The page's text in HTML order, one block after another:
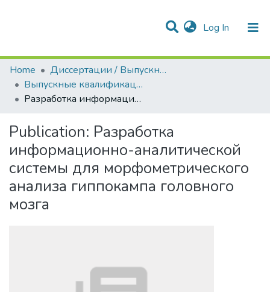
Log In (current)
Communities & Collections
Statistics
All of DSpace
Home
Диссертации / Выпускные квалификационные работы
Выпускные квалификационные работы
Разработка информационно-аналитической системы для морфометрического анализа гиппокампа головного мозга
Publication: Разработка
информационно-аналитической
системы для морфометрического
анализа гиппокампа головного
мозга